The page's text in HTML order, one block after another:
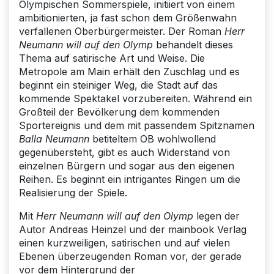
Olympischen Sommerspiele, initiiert von einem
ambitionierten, ja fast schon dem Größenwahn
verfallenen Oberbürgermeister. Der Roman Herr
Neumann will auf den Olymp behandelt dieses
Thema auf satirische Art und Weise. Die
Metropole am Main erhält den Zuschlag und es
beginnt ein steiniger Weg, die Stadt auf das
kommende Spektakel vorzubereiten. Während ein
Großteil der Bevölkerung dem kommenden
Sportereignis und dem mit passendem Spitznamen
Balla Neumann betiteltem OB wohlwollend
gegenübersteht, gibt es auch Widerstand von
einzelnen Bürgern und sogar aus den eigenen
Reihen. Es beginnt ein intrigantes Ringen um die
Realisierung der Spiele.
Mit Herr Neumann will auf den Olymp legen der
Autor Andreas Heinzel und der mainbook Verlag
einen kurzweiligen, satirischen und auf vielen
Ebenen überzeugenden Roman vor, der gerade
vor dem Hintergrund der